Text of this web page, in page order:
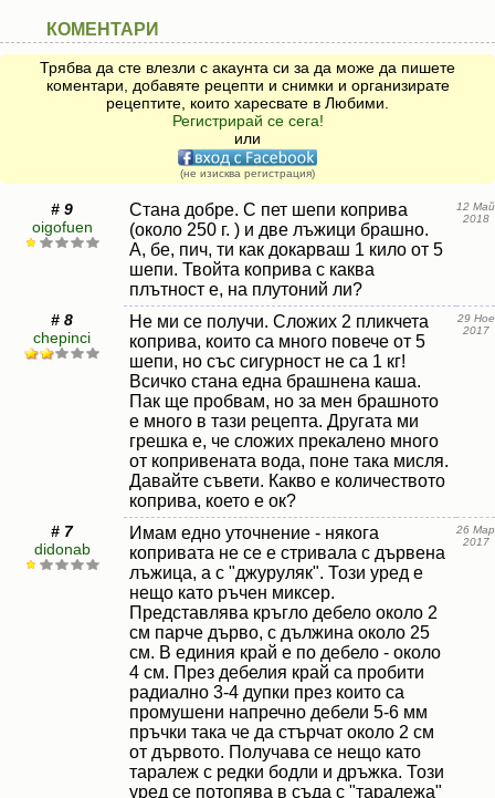
КОМЕНТАРИ
Трябва да сте влезли с акаунта си за да може да пишете
коментари, добавяте рецепти и снимки и организирате
рецептите, които харесвате в Любими.
Регистрирай се сега!
или
(не изисква регистрация)
# 9
oigofuen
Стана добре. С пет шепи коприва
(около 250 г. ) и две лъжици брашно.
А, бе, пич, ти как докарваш 1 кило от 5
шепи. Твойта коприва с каква
плътност е, на плутоний ли?
12 Май
2018
# 8
chepinci
Не ми се получи. Сложих 2 пликчета
коприва, които са много повече от 5
шепи, но със сигурност не са 1 кг!
Всичко стана една брашнена каша.
Пак ще пробвам, но за мен брашното
е много в тази рецепта. Другата ми
грешка е, че сложих прекалено много
от копривената вода, поне така мисля.
Давайте съвети. Какво е количеството
коприва, което е ок?
29 Ное
2017
# 7
didonab
Имам едно уточнение - някога
копривата не се е стривала с дървена
лъжица, а с "джуруляк". Този уред е
нещо като ръчен миксер.
Представлява кръгло дебело около 2
см парче дърво, с дължина около 25
см. В единия край е по дебело - около
4 см. През дебелия край са пробити
радиално 3-4 дупки през които са
промушени напречно дебели 5-6 мм
пръчки така че да стърчат около 2 см
от дървото. Получава се нещо като
таралеж с редки бодли и дръжка. Този
уред се потопява в съда с "таралежа"
26 Мар
2017